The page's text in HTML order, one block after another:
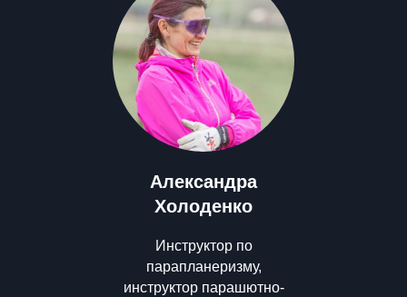
Александра
Холоденко
Инструктор по
парапланеризму,
инструктор парашютно-